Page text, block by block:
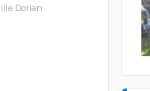
Dorian